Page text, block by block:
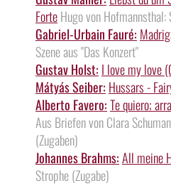
ForteHugo von Hofmannsthal:
Gabriel-Urbain Fauré:
Szene aus "Das Konzert"
Gustav Holst: I love my love
Mátyás Seiber: Hussars -
Alberto Favero:Te quiero;
Aus Briefen von Clara
(Zugaben)
Johannes Brahms:All meine
Strophe (Zugabe)